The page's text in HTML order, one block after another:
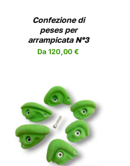
Confezione di
peses per
arrampicata Nº3
Da 120,00 €
OPZIONI
POSSONO
ESSERE
SCELTE
NELLA
PRODOTTO